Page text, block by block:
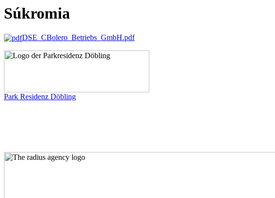
Súkromia
DSE_CBolero_Betriebs_GmbH.pdf
Park Residenz Döbling